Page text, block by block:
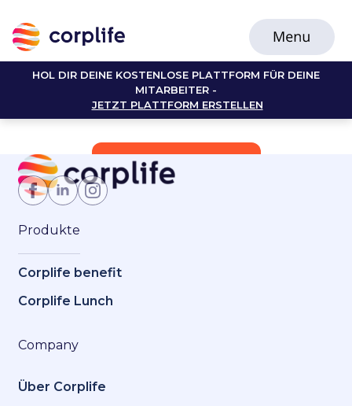
HOL DIR DEINE KOSTENLOSE PLATTFORM FÜR DEINE
MITARBEITER -
JETZT PLATTFORM ERSTELLEN
Jetzt Mitglied werden
Produkte
Corplife benefit
Corplife Lunch
Company
Über Corplife